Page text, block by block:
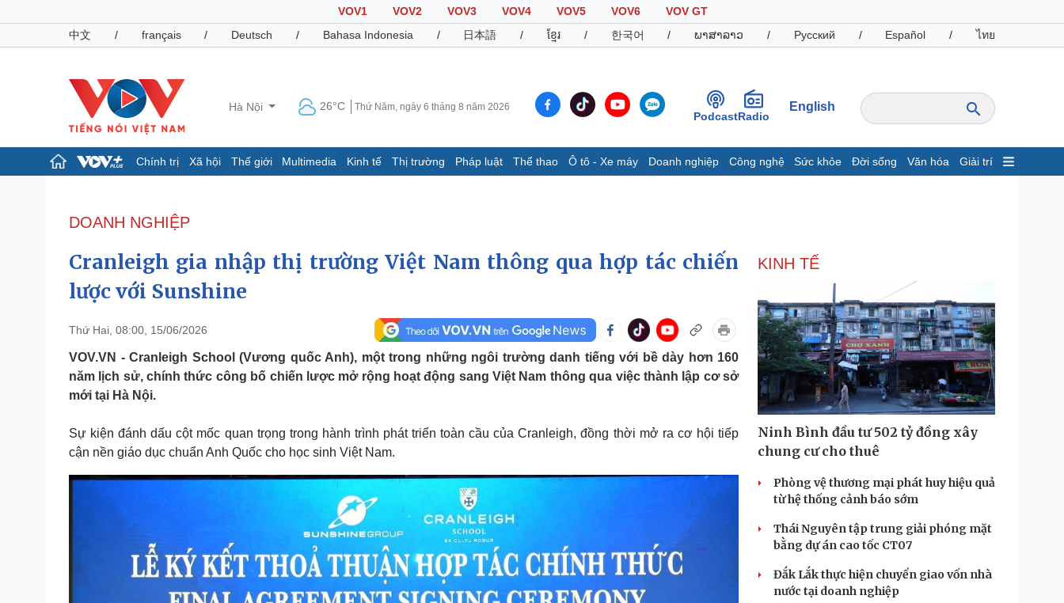
VOV1 VOV2 VOV3 VOV4 VOV5 VOV6
VOV GT
中文
/ français / Deutsch / Bahasa Indonesia / 日本語 / ខ្មែរ / 한국어 / ພາສາລາວ / Русский / Español / ไทย
Hà Nội 26°C Thứ Năm, ngày 6 tháng 8 năm 2026
PodcastRadio
English
Chính trị Xã hội Thế giới Multimedia Kinh tế Thị trường Pháp luật Thể thao Ô tô - Xe máy Doanh nghiệp Công nghệ Sức khỏe Đời sống Văn hóa Giải trí
Đảng
Tổ chức nhân sự
Nhận diện sự thật
Dấu ấn VOV
Biển đảo
Infographic
Giá cà phê
Pháp luật
Tin nóng
Tư vấn luật
Việt Nam
Phân tích
Thể thao
Lịch thi đấu bóng đá
Thế giới thể thao
Ô tô - Xe máy
Xe máy
Tư vấn
Doanh nghiệp
Thông tin doanh nghiệp
Doanh nghiệp 24h
Doanh nhân
Vì cộng đồng
Công nghệ
Sành điệu
Tin Công nghệ
Trải nghiệm
Chuyển đổi số
Sức khỏe
Dinh dưỡng - món ngon
Cây thuốc
Làm đẹp - giảm cân
Phòng mạch online
Ăn sạch sống khỏe
Đời sống
Nhà đẹp
Blog
Văn hóa
Văn học
Giải trí
Thời trang
Du lịch
Săn Tour
check-in
Podcast
Đọc truyện đêm khuya
Cửa sổ tình yêu
Hạt giống tâm hồn
DOANH NGHIỆP
Cranleigh gia nhập thị trường Việt Nam thông qua hợp tác chiến
lược với Sunshine
Thứ Hai, 08:00, 15/06/2026
VOV.VN - Cranleigh School (Vương quốc Anh), một trong những ngôi trường danh tiếng với bề dày hơn 160
năm lịch sử, chính thức công bố chiến lược mở rộng hoạt động sang Việt Nam thông qua việc thành lập cơ sở
mới tại Hà Nội.
Sự kiện đánh dấu cột mốc quan trọng trong hành trình phát triển toàn cầu của Cranleigh, đồng thời mở ra cơ hội tiếp
cận nền giáo dục chuẩn Anh Quốc cho học sinh Việt Nam.
KINH TẾ
Ninh Bình đầu tư 502 tỷ đồng xây
chung cư cho thuê
Phòng vệ thương mại phát huy hiệu quả
từ hệ thống cảnh báo sớm
Thái Nguyên tập trung giải phóng mặt
bằng dự án cao tốc CT07
Đắk Lắk thực hiện chuyển giao vốn nhà
nước tại doanh nghiệp